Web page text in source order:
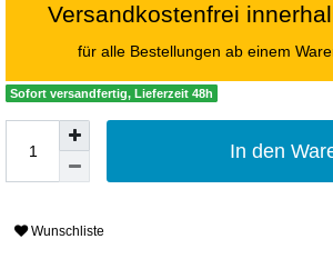
Versandkostenfrei
für alle Bestellungen ab einem
Sofort versandfertig, Lieferzeit 48h
In den
Wunschliste